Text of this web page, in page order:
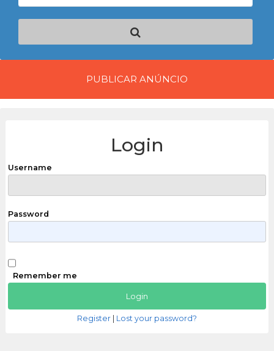
PUBLICAR ANÚNCIO
Login
Username
Password
Remember me
Register Lost your password?